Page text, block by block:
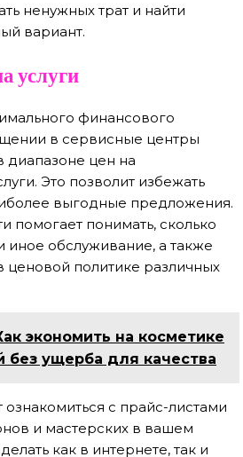
ненужных трат и найти
вариант.
услуги
финансового
в сервисные центры
диапазоне цен на
Это позволит избежать
выгодные предложения.
помогает понимать, сколько
иное обслуживание, а также
ценовой политике различных
экономить на косметике
без ущерба для качества
с прайс-листами
и мастерских в вашем
как в интернете, так и